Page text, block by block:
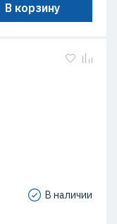
В корзину
В наличии